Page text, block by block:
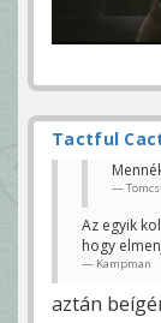
Tactful
Az egyik
hogy
Kampman
aztán